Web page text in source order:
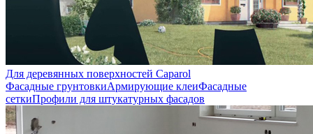
Для деревянных поверхностей Caparol
Фасадные грунтовкиАрмирующие клеиФасадные
сеткиПрофили для штукатурных фасадов